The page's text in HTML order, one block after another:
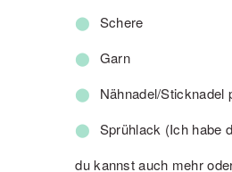
Schere
Garn
Nähnadel/Sticknadel
Sprühlack (Ich habe
du kannst auch mehr